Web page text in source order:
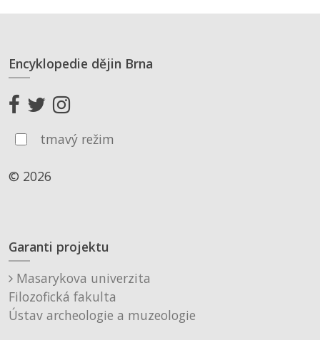
Encyklopedie dějin Brna
tmavý režim
© 2026
Garanti projektu
Masarykova univerzita
Filozofická fakulta
Ústav archeologie a muzeologie